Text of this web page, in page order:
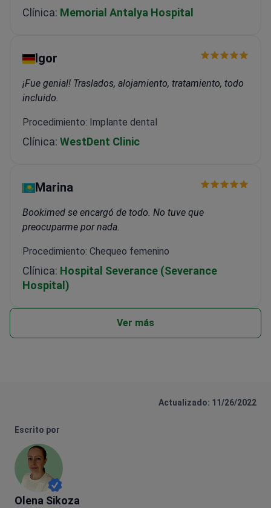
Clínica: Memorial Antalya Hospital
Igor
¡Fue genial! Traslados, alojamiento, tratamiento, todo
incluido.
Procedimiento: Implante dental
Clínica: WestDent Clinic
Marina
Bookimed se encargó de todo. No tuve que
preocuparme por nada.
Procedimiento: Chequeo femenino
Clínica: Hospital Severance (Severance
Hospital)
Ver más
Actualizado: 11/26/2022
Escrito por
Olena Sikoza
Olena Sikoza